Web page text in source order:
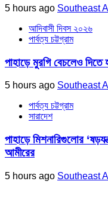
5 hours ago Southeast
আদিবাসী দিবস ২০২৬
পার্বত্য চট্টগ্রাম
পাহাড়ে মুরগি বেচলেও দিতে
5 hours ago Southeast
পার্বত্য চট্টগ্রাম
সারাদেশ
পাহাড়ে মিশনারিগুলোর
আমীরের
5 hours ago Southeast